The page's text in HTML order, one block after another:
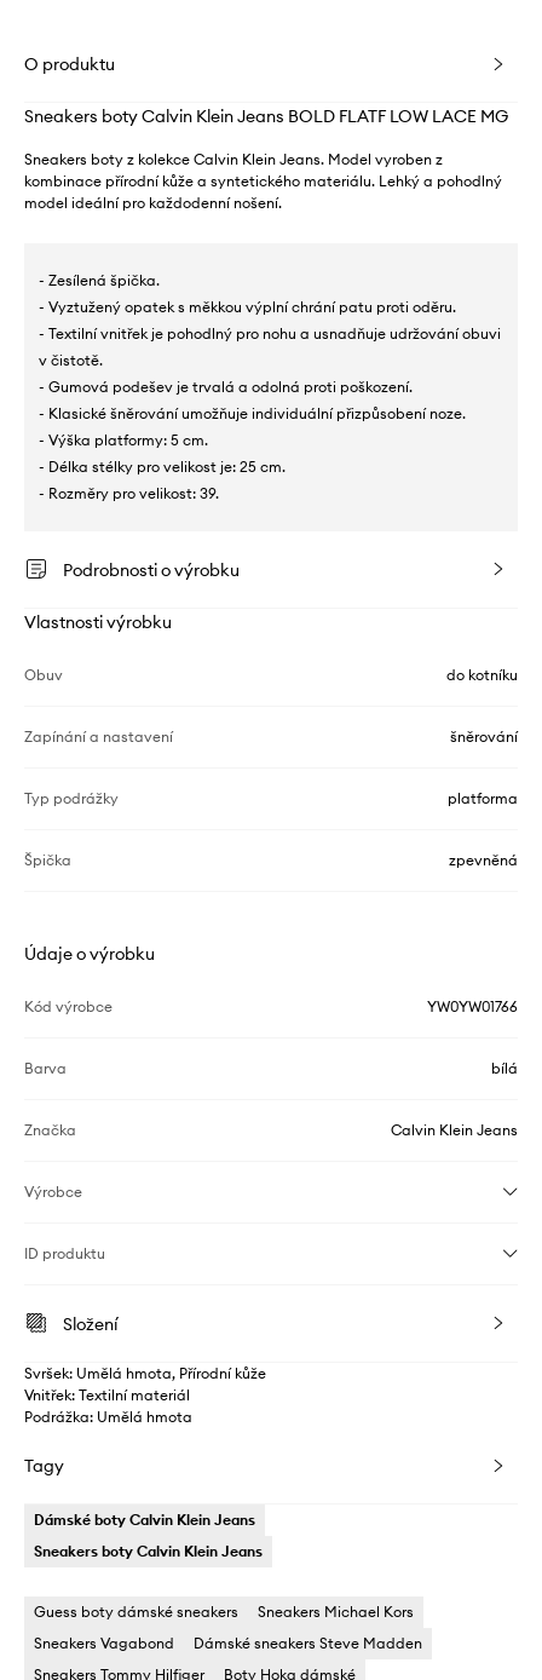
O produktu
Sneakers boty Calvin Klein Jeans BOLD FLATF LOW LACE MG
Sneakers boty z kolekce Calvin Klein Jeans. Model vyroben z
kombinace přírodní kůže a syntetického materiálu. Lehký a pohodlný
model ideální pro každodenní nošení.
- Zesílená špička.
- Vyztužený opatek s měkkou výplní chrání patu proti oděru.
- Textilní vnitřek je pohodlný pro nohu a usnadňuje udržování obuvi
v čistotě.
- Gumová podešev je trvalá a odolná proti poškození.
- Klasické šněrování umožňuje individuální přizpůsobení noze.
- Výška platformy: 5 cm.
- Délka stélky pro velikost je: 25 cm.
- Rozměry pro velikost: 39.
Podrobnosti o výrobku
Vlastnosti výrobku
Obuv do kotníku
Zapínání a nastavení šněrování
Typ podrážky platforma
Špička zpevněná
Údaje o výrobku
Kód výrobce YW0YW01766
Barva bílá
Značka Calvin Klein Jeans
Výrobce
ID produktu
Složení
Svršek: Umělá hmota, Přírodní kůže
Vnitřek: Textilní materiál
Podrážka: Umělá hmota
Tagy
Dámské boty Calvin Klein Jeans
Sneakers boty Calvin Klein Jeans
Guess boty dámské sneakers
Sneakers Michael Kors
Sneakers Vagabond
Dámské sneakers Steve Madden
Sneakers Tommy Hilfiger
Boty Hoka dámské